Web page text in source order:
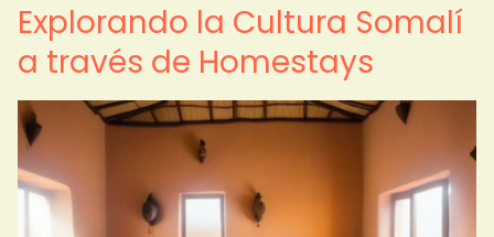
Explorando la Cultura Somalí
a través de Homestays